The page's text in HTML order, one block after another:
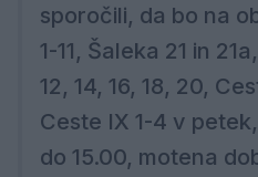
sporočili, da bo na
1-11, Šaleka 21 in
12, 14, 16, 18, 20,
Ceste IX 1-4 v
do 15.00, motena